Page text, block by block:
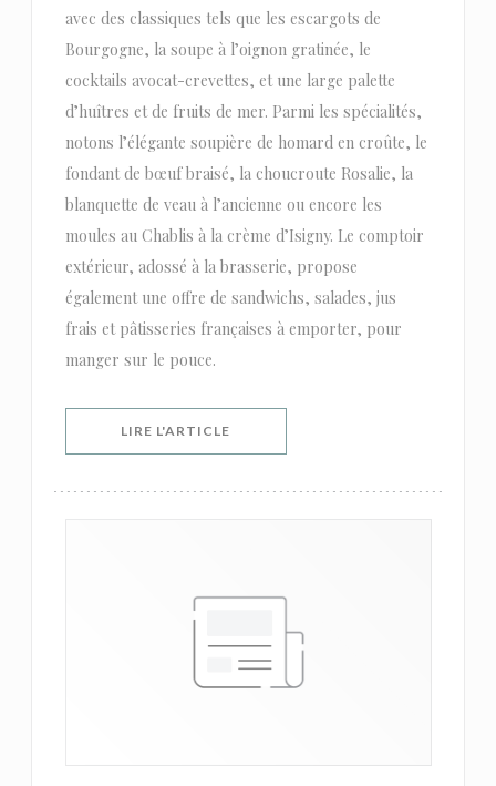
avec des classiques tels que les escargots de
Bourgogne, la soupe à l’oignon gratinée, le
cocktails avocat-crevettes, et une large palette
d’huîtres et de fruits de mer. Parmi les spécialités,
notons l’élégante soupière de homard en croûte, le
fondant de bœuf braisé, la choucroute Rosalie, la
blanquette de veau à l’ancienne ou encore les
moules au Chablis à la crème d’Isigny. Le comptoir
extérieur, adossé à la brasserie, propose
également une offre de sandwichs, salades, jus
frais et pâtisseries françaises à emporter, pour
manger sur le pouce.
LIRE L'ARTICLE